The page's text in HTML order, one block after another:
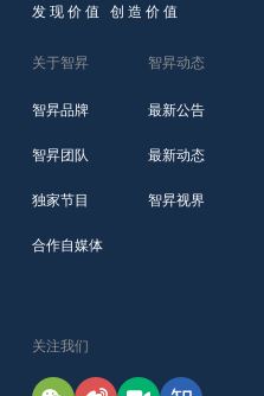
发现价值 创造价值
关于智昇
智昇品牌
智昇团队
独家节目
合作自媒体
智昇动态
最新公告
最新动态
智昇视界
关注我们